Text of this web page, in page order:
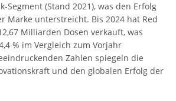
Segment (Stand 2021), was den Erfolg
Marke unterstreicht. Bis 2024 hat Red
Milliarden Dosen verkauft, was
% im Vergleich zum Vorjahr
Zahlen spiegeln die
und den globalen Erfolg der